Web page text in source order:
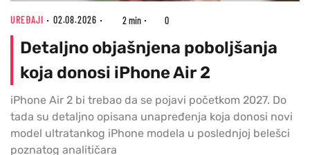
UREĐAJI 02.08.2026 2 min 0
Detaljno objašnjena poboljšanja
koja donosi iPhone Air 2
iPhone Air 2 bi trebao da se pojavi početkom 2027. Do
tada su detaljno opisana unapređenja koja donosi novi
model ultratankog iPhone modela u poslednjoj belešci
poznatog analitičara